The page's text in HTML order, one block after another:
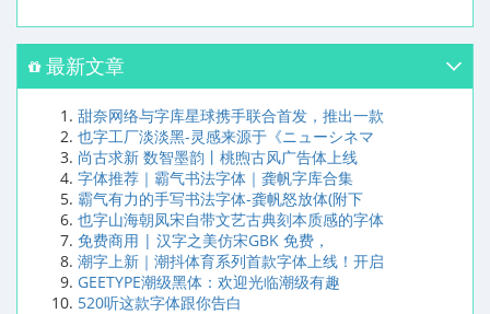
最新文章
甜奈网络与字库星球携手联合首发，推出一款
也字工厂淡淡黑-灵感来源于《ニューシネマ
尚古求新 数智墨韵丨桃煦古风广告体上线
字体推荐｜霸气书法字体｜龚帆字库合集
霸气有力的手写书法字体-龚帆怒放体(附下
也字山海朝凤宋自带文艺古典刻本质感的字体
免费商用 | 汉字之美仿宋GBK 免费，
潮字上新｜潮抖体育系列首款字体上线！开启
GEETYPE潮级黑体：欢迎光临潮级有趣
520听这款字体跟你告白